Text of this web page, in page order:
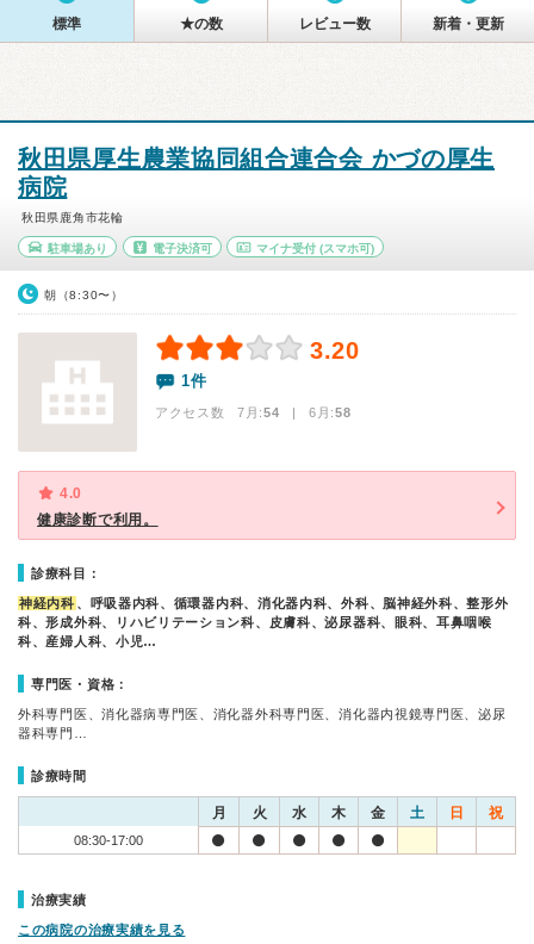
標準 ★の数 レビュー数 新着・更新
秋田県厚生農業協同組合連合会 かづの厚生
病院
秋田県鹿角市花輪
駐車場あり 電子決済可 マイナ受付 (スマホ可)
朝（8:30〜）
3.20
1件
アクセス数 7月:54 | 6月:58
4.0
健康診断で利用。
診療科目：
神経内科 、呼吸器内科、循環器内科、消化器内科、外科、脳神経外科、整形外
科、形成外科、リハビリテーション科、皮膚科、泌尿器科、眼科、耳鼻咽喉
科、産婦人科、小児…
専門医・資格：
外科専門医、消化器病専門医、消化器外科専門医、消化器内視鏡専門医、泌尿
器科専門…
診療時間
月 火 水 木 金 土 日 祝
08:30-17:00
治療実績
この病院の治療実績を見る